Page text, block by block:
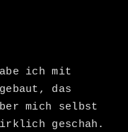
ich mit
das
mich selbst
geschah.